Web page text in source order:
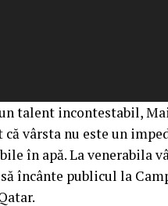
talent incontestabil,
că vârsta nu este un
în apă. La venerabila
încânte publicul la